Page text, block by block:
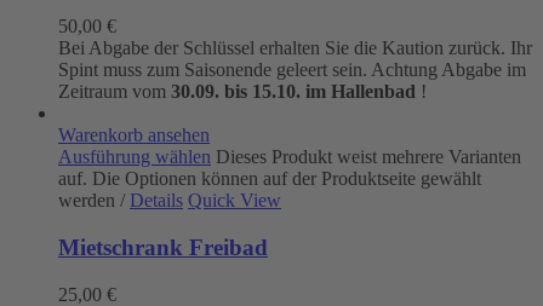
50,00 €
Bei Abgabe der Schlüssel erhalten Sie die Kaution zurück. Ihr
Spint muss zum Saisonende geleert sein. Achtung Abgabe im
Zeitraum vom 30.09. bis 15.10. im Hallenbad !
Warenkorb ansehen
Ausführung wählen Dieses Produkt weist mehrere Varianten
auf. Die Optionen können auf der Produktseite gewählt
werden / Details Quick View
Mietschrank Freibad
25,00 €